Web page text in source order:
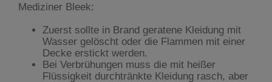
Mediziner Bleek:
Zuerst sollte in Brand geratene Kleidung mit
Wasser gelöscht oder die Flammen mit einer
Decke erstickt werden.
Bei Verbrühungen muss die mit heißer
Flüssigkeit durchtränkte Kleidung rasch, aber